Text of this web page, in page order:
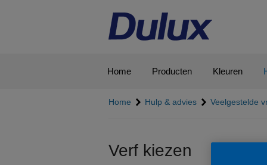
Home Producten Kleuren
Home Hulp & advies Veelgestelde
Verf kiezen